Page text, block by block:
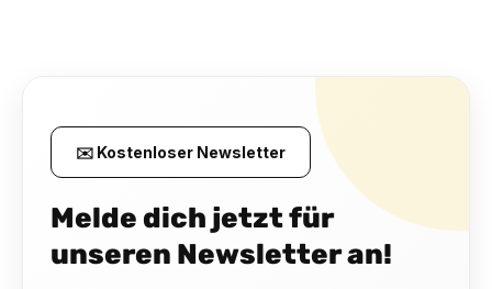
✉️ Kostenloser Newsletter
Melde dich jetzt für
unseren Newsletter an!